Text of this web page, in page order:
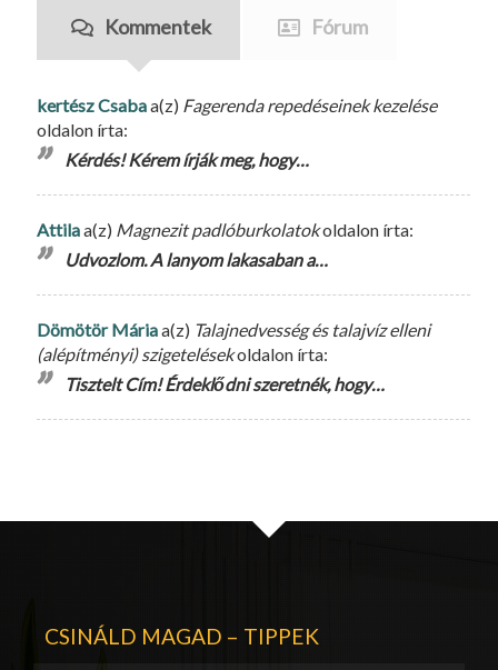
Kommentek Fórum
kertész Csabaa(z) Fagerenda repedéseinek kezelése
oldalon írta:
Kérdés! Kérem írják meg, hogy…
Attilaa(z) Magnezit padlóburkolatokoldalon írta:
Udvozlom. A lanyom lakasaban a…
Dömötör Máriaa(z) Talajnedvesség és talajvíz elleni
(alépítményi) szigetelésekoldalon írta:
Tisztelt Cím! Érdeklődni szeretnék, hogy…
CSINÁLD MAGAD – TIPPEK